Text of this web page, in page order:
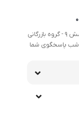
آدرس: مشهد - خیابان گاراژدارها - داخل خیابان کوشش 9 - گروه بازرگانی
عدالتی ( ابوالفضل عدالتی ) 7 روز هفته، 8 صبح تا 8 شب پاسخگوی شما